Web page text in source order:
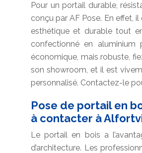
Pour un portail durable,
conçu par AF Pose. En effet,
esthétique et durable tout
confectionné en
économique, mais robuste,
son showroom, et il est
personnalisé. Contactez-le
Pose de portail en
à contacter à
Le portail en bois a
d’architecture. Les